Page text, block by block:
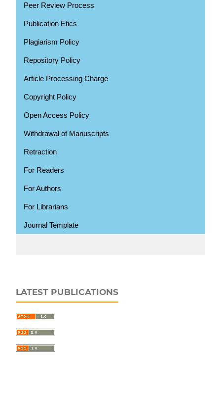
Peer Review Process
Publication Etics
Plagiarism Policy
Repository Policy
Article Processing Charge
Copyright Policy
Open Access Policy
Withdrawal of Manuscripts
Retraction
For Readers
For Authors
For Librarians
Journal Template
LATEST PUBLICATIONS